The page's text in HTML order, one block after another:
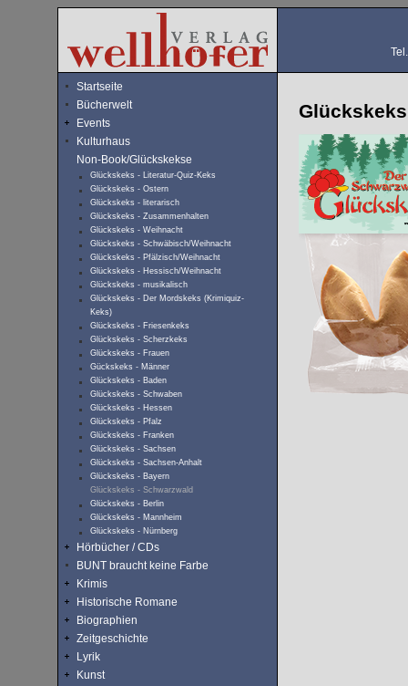
Startseite
Bücherwelt
Events
Kulturhaus
Non-Book/Glückskekse
Glückskeks - Literatur-Quiz-Keks
Glückskeks - Ostern
Glückskeks - literarisch
Glückskeks - Zusammenhalten
Glückskeks - Weihnacht
Glückskeks - Schwäbisch/Weihnacht
Glückskeks - Pfälzisch/Weihnacht
Glückskeks - Hessisch/Weihnacht
Glückskeks - musikalisch
Glückskeks - Der Mordskeks (Krimiquiz-
Keks)
Glückskeks - Friesenkeks
Glückskeks - Scherzkeks
Glückskeks - Frauen
Gückskeks - Männer
Glückskeks - Baden
Glückskeks - Schwaben
Glückskeks - Hessen
Glückskeks - Pfalz
Glückskeks - Franken
Glückskeks - Sachsen
Glückskeks - Sachsen-Anhalt
Glückskeks - Bayern
Glückskeks - Schwarzwald
Glückskeks - Berlin
Glückskeks - Mannheim
Glückskeks - Nürnberg
Hörbücher / CDs
BUNT braucht keine Farbe
Krimis
Historische Romane
Biographien
Zeitgeschichte
Lyrik
Kunst